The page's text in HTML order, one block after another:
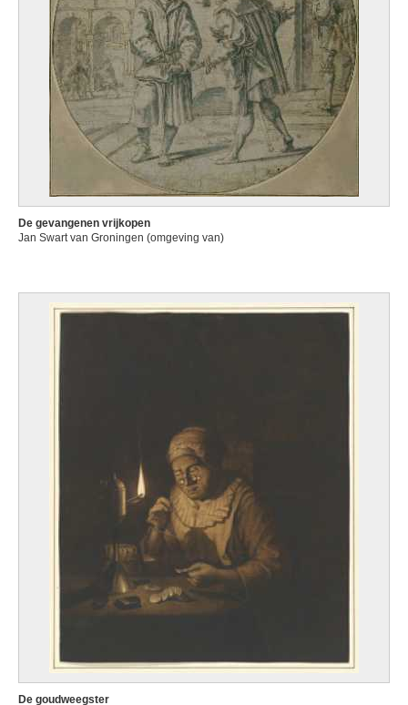
De gevangenen vrijkopen
Jan Swart van Groningen (omgeving van)
De goudweegster